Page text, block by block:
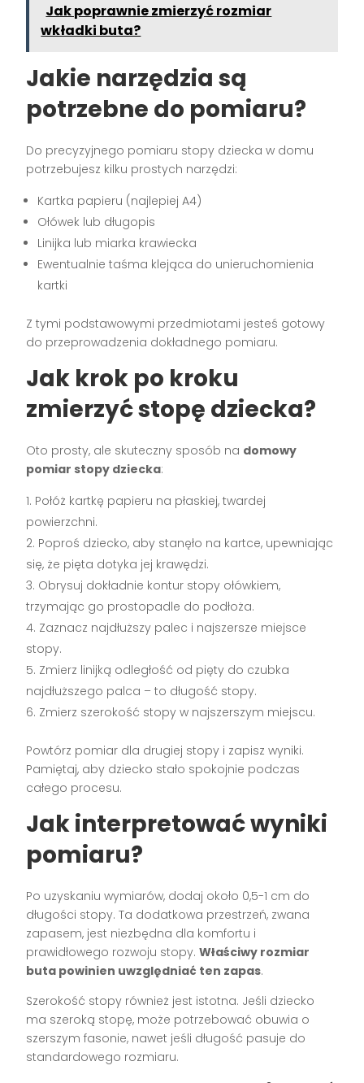
Jak poprawnie zmierzyć rozmiar
wkładki buta?
Jakie narzędzia są
potrzebne do pomiaru?
Do precyzyjnego pomiaru stopy dziecka w domu
potrzebujesz kilku prostych narzędzi:
Kartka papieru (najlepiej A4)
Ołówek lub długopis
Linijka lub miarka krawiecka
Ewentualnie taśma klejąca do unieruchomienia
kartki
Z tymi podstawowymi przedmiotami jesteś gotowy
do przeprowadzenia dokładnego pomiaru.
Jak krok po kroku
zmierzyć stopę dziecka?
Oto prosty, ale skuteczny sposób na domowy
pomiar stopy dziecka:
Połóż kartkę papieru na płaskiej, twardej
powierzchni.
Poproś dziecko, aby stanęło na kartce, upewniając
się, że pięta dotyka jej krawędzi.
Obrysuj dokładnie kontur stopy ołówkiem,
trzymając go prostopadle do podłoża.
Zaznacz najdłuższy palec i najszersze miejsce
stopy.
Zmierz linijką odległość od pięty do czubka
najdłuższego palca – to długość stopy.
Zmierz szerokość stopy w najszerszym miejscu.
Powtórz pomiar dla drugiej stopy i zapisz wyniki.
Pamiętaj, aby dziecko stało spokojnie podczas
całego procesu.
Jak interpretować wyniki
pomiaru?
Po uzyskaniu wymiarów, dodaj około 0,5-1 cm do
długości stopy. Ta dodatkowa przestrzeń, zwana
zapasem, jest niezbędna dla komfortu i
prawidłowego rozwoju stopy.Właściwy rozmiar
buta powinien uwzględniać ten zapas.
Szerokość stopy również jest istotna. Jeśli dziecko
ma szeroką stopę, może potrzebować obuwia o
szerszym fasonie, nawet jeśli długość pasuje do
standardowego rozmiaru.